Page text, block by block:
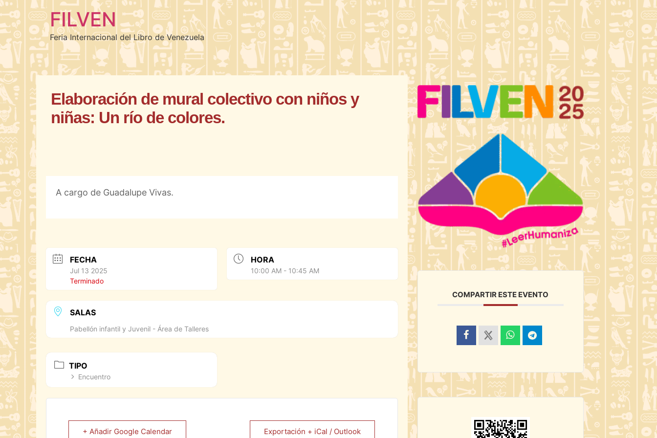
FILVEN
Feria Internacional del Libro de Venezuela
Elaboración de mural colectivo con niños y
niñas: Un río de colores.
A cargo de Guadalupe Vivas.
FECHA
Jul 13 2025
Terminado
HORA
10:00 AM - 10:45 AM
SALAS
Pabellón infantil y Juvenil - Área de Talleres
TIPO
Encuentro
+ Añadir Google Calendar Exportación + iCal / Outlook
COMPARTIR ESTE EVENTO